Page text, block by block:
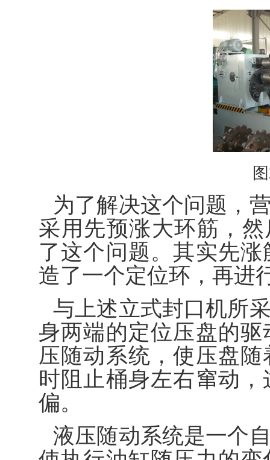
为了解决这个问题，
采用先预涨大环筋，
了这个问题。其实先
造了一个定位环，再进
与上述立式封口机所
身两端的定位压盘的
压随动系统，使压盘
时阻止桶身左右窜动
偏。
液压随动系统是一个